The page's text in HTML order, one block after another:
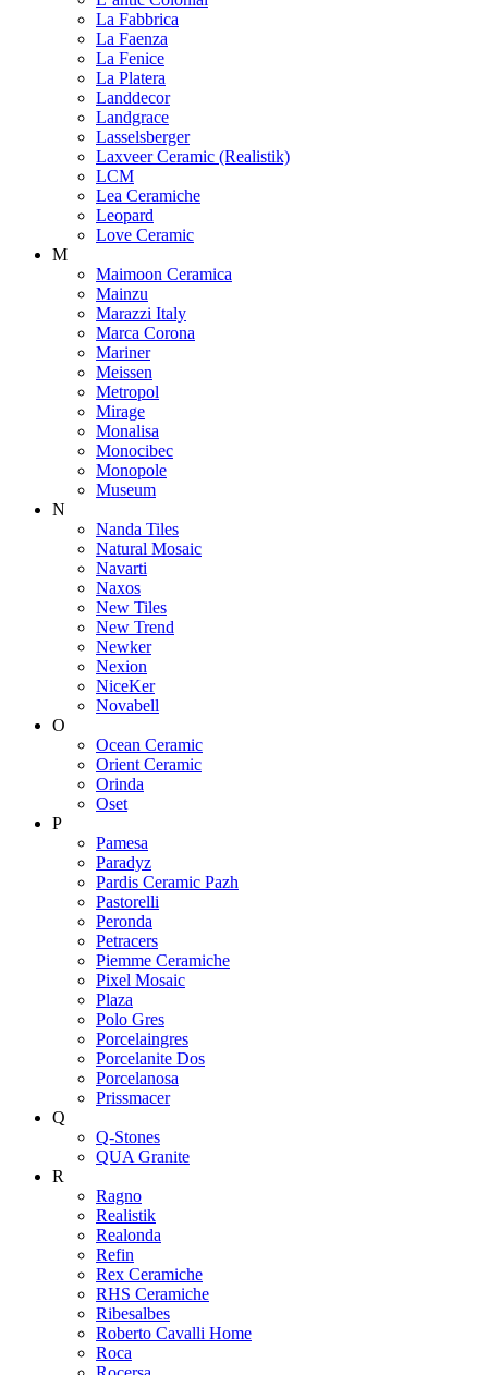
La Fabbrica
La Faenza
La Fenice
La Platera
Landdecor
Landgrace
Lasselsberger
Laxveer Ceramic (Realistik)
LCM
Lea Ceramiche
Leopard
Love Ceramic
M
Maimoon Ceramica
Mainzu
Marazzi Italy
Marca Corona
Mariner
Meissen
Metropol
Mirage
Monalisa
Monocibec
Monopole
Museum
N
Nanda Tiles
Natural Mosaic
Navarti
Naxos
New Tiles
New Trend
Newker
Nexion
NiceKer
Novabell
O
Ocean Ceramic
Orient Ceramic
Orinda
Oset
P
Pamesa
Paradyz
Pardis Ceramic Pazh
Pastorelli
Peronda
Petracers
Piemme Ceramiche
Pixel Mosaic
Plaza
Polo Gres
Porcelaingres
Porcelanite Dos
Porcelanosa
Prissmacer
Q
Q-Stones
QUA Granite
R
Ragno
Realistik
Realonda
Refin
Rex Ceramiche
RHS Ceramiche
Ribesalbes
Roberto Cavalli Home
Roca